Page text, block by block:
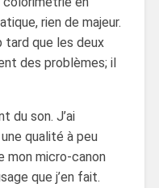
rien de majeur.
tard que les deux
des problèmes; il
du son. J’ai
qualité à peu
mon micro-canon
que j’en fait.